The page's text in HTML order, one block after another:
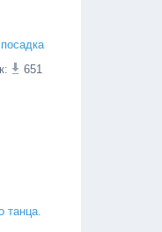
651
танца.